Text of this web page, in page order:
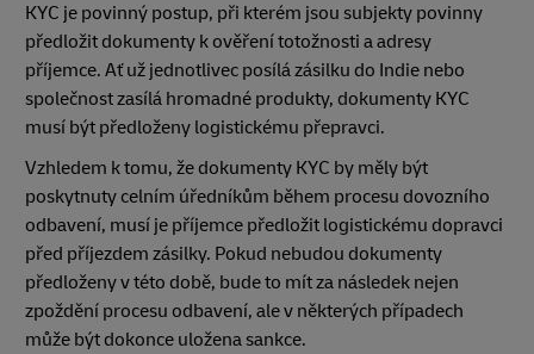
KYC je povinný postup, při kterém jsou subjekty povinny
předložit dokumenty k ověření totožnosti a adresy
příjemce. Ať už jednotlivec posílá zásilku do Indie nebo
společnost zasílá hromadné produkty, dokumenty KYC
musí být předloženy logistickému přepravci.
Vzhledem k tomu, že dokumenty KYC by měly být
poskytnuty celním úředníkům během procesu dovozního
odbavení, musí je příjemce předložit logistickému dopravci
před příjezdem zásilky. Pokud nebudou dokumenty
předloženy v této době, bude to mít za následek nejen
zpoždění procesu odbavení, ale v některých případech
může být dokonce uložena sankce.